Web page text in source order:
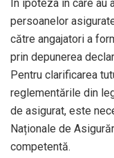
În ipoteza în care au
persoanelor
către angajatori a
prin depunerea
Pentru clarificarea
reglementările din
de asigurat, este
Naționale de
competentă.